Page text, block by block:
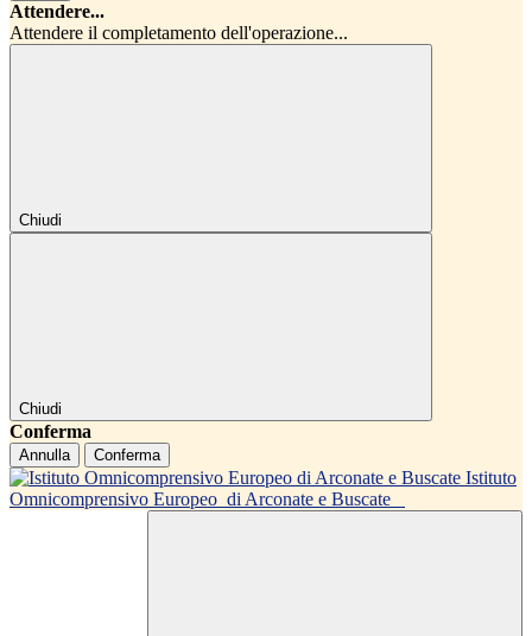
Attendere...
Attendere il completamento dell'operazione...
Chiudi
Chiudi
Conferma
Annulla Conferma
Istituto
Omnicomprensivo Europeo di Arconate e Buscate